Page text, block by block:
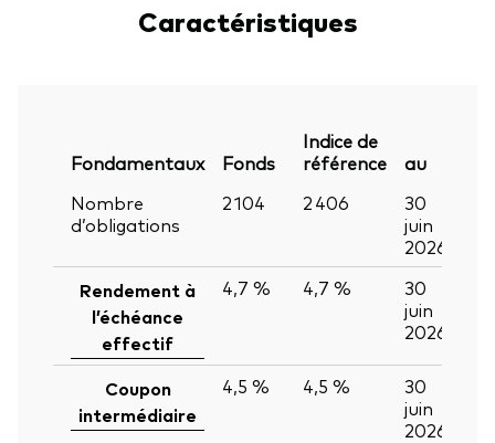
Caractéristiques
Fondamentaux Fonds
Indice de
référence
au
Nombre
d’obligations
2 104 2 406
30
juin
2026
Rendement à
l’échéance
effectif
4,7 % 4,7 %
30
juin
2026
Coupon
intermédiaire
4,5 % 4,5 %
30
juin
2026